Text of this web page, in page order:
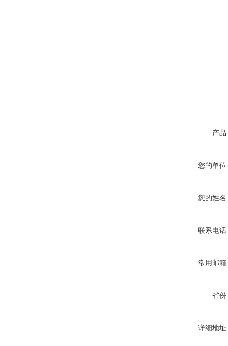
产品
您的单位
您的姓名
联系电话
常用邮箱
省份
详细地址